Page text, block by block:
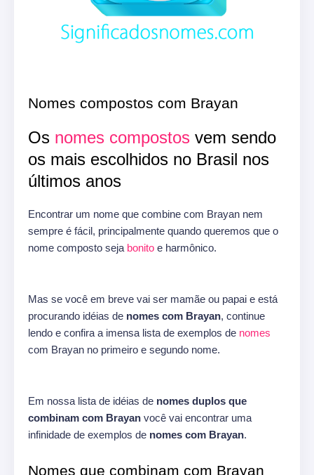
Nomes compostos com Brayan
Os nomes compostos vem sendo
os mais escolhidos no Brasil nos
últimos anos
Encontrar um nome que combine com Brayan nem
sempre é fácil, principalmente quando queremos que o
nome composto seja bonito e harmônico.
Mas se você em breve vai ser mamãe ou papai e está
procurando idéias de nomes com Brayan, continue
lendo e confira a imensa lista de exemplos de nomes
com Brayan no primeiro e segundo nome.
Em nossa lista de idéias de nomes duplos que
combinam com Brayan você vai encontrar uma
infinidade de exemplos de nomes com Brayan.
Nomes que combinam com Brayan